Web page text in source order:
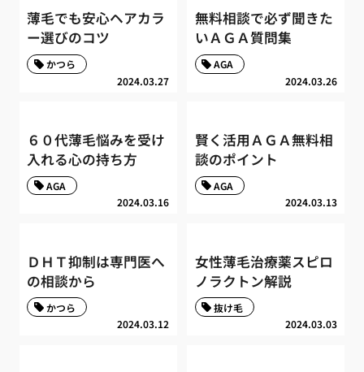
薄毛でも安心ヘアカラ
ー選びのコツ
2024.03.27
かつら
無料相談で必ず聞きた
いＡＧＡ質問集
2024.03.26
AGA
６０代薄毛悩みを受け
入れる心の持ち方
2024.03.16
AGA
賢く活用ＡＧＡ無料相
談のポイント
2024.03.13
AGA
ＤＨＴ抑制は専門医へ
の相談から
2024.03.12
かつら
女性薄毛治療薬スピロ
ノラクトン解説
2024.03.03
抜け毛